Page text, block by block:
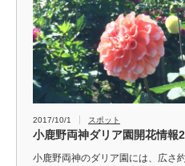
2017/10/1 スポット
小鹿野両神ダリア園開花情報
小鹿野両神のダリア園には、広さ